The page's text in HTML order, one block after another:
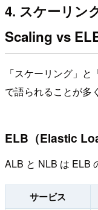
4. スケーリン
Scaling vs
「スケーリング」
で語られることが多
ELB（Elastic
ALB と NLB は ELB
サービス